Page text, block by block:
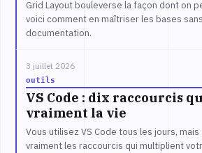
Grid Layout bouleverse la façon dont on
voici comment en maîtriser les bases
documentation.
3 juillet 2026
outils
VS Code : dix raccourcis
vraiment la vie
Vous utilisez VS Code tous les jours,
vraiment les raccourcis qui multiplient